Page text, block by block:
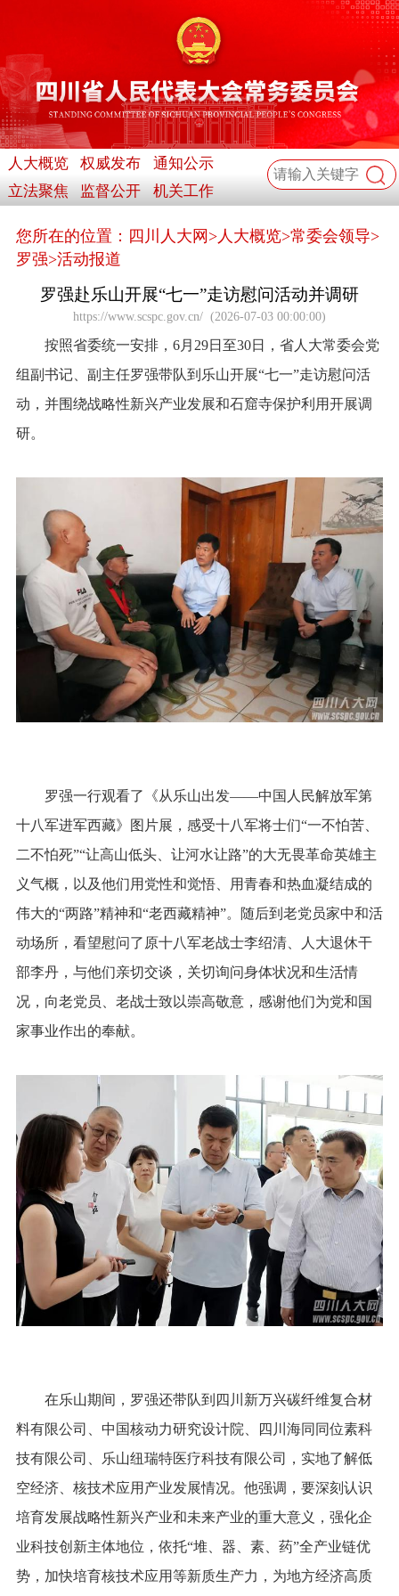
人大概览 权威发布
通知公示
立法聚焦
监督公开 机关工作
您所在的位置： 四川人大网 >人大概览>常委会领导>
罗强>活动报道
罗强赴乐山开展“七一”走访慰问活动并调研
https://www.scspc.gov.cn/ (2026-07-03 00:00:00)
按照省委统一安排，6月29日至30日，省人大常委会党
组副书记、副主任罗强带队到乐山开展“七一”走访慰问活
动，并围绕战略性新兴产业发展和石窟寺保护利用开展调
研。
罗强一行观看了《从乐山出发——中国人民解放军第
十八军进军西藏》图片展，感受十八军将士们“一不怕苦、
二不怕死”“让高山低头、让河水让路”的大无畏革命英雄主
义气概，以及他们用党性和觉悟、用青春和热血凝结成的
伟大的“两路”精神和“老西藏精神”。随后到老党员家中和活
动场所，看望慰问了原十八军老战士李绍清、人大退休干
部李丹，与他们亲切交谈，关切询问身体状况和生活情
况，向老党员、老战士致以崇高敬意，感谢他们为党和国
家事业作出的奉献。
在乐山期间，罗强还带队到四川新万兴碳纤维复合材
料有限公司、中国核动力研究设计院、四川海同同位素科
技有限公司、乐山纽瑞特医疗科技有限公司，实地了解低
空经济、核技术应用产业发展情况。他强调，要深刻认识
培育发展战略性新兴产业和未来产业的重大意义，强化企
业科技创新主体地位，依托“堆、器、素、药”全产业链优
势，加快培育核技术应用等新质生产力，为地方经济高质